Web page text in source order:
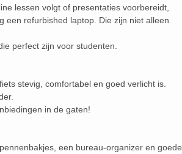
lessen volgt of presentaties voorbereidt,
een refurbished laptop. Die zijn niet alleen
perfect zijn voor studenten.
stevig, comfortabel en goed verlicht is.
in de gaten!
een bureau-organizer en goede